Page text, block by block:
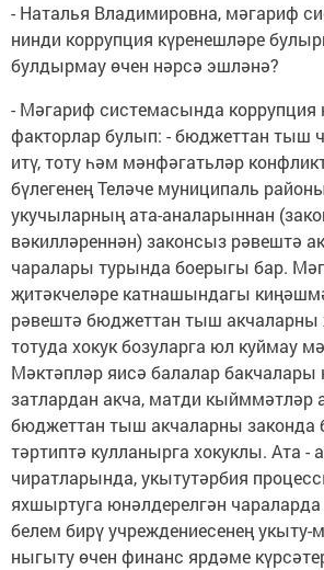
- Наталья Владимировна, мәгариф
нинди коррупция күренешләре
булдырмау өчен нәрсә эшләнә?
- Мәгариф системасында коррупция
факторлар булып: - бюджеттан тыш
итү, тоту һәм мәнфәгатьләр
бүлегенең Теләче муниципаль
укучыларның ата-аналарыннан
вәкилләреннән) законсыз рәвештә
чаралары турында боерыгы бар.
җитәкчеләре катнашындагы
рәвештә бюджеттан тыш акчаларны
тотуда хокук бозуларга юл куймау
Мәктәпләр яисә балалар
затлардан акча, матди кыйммәтләр
бюджеттан тыш акчаларны законда
тәртиптә кулланырга хокуклы. Ата -
чиратларында, укытутәрбия
яхшыртуга юнәлдерелгән
белем бирү учреждениесенең укыту-
ныгыту өчен финанс ярдәме